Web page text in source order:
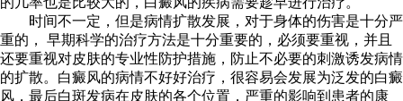
时间不一定，但是病情扩散发展，对于身体的伤害是十分严
重的， 早期科学的治疗方法是十分重要的，必须要重视，并且
还要重视对皮肤的专业性防护措施，防止不必要的刺激诱发病情
的扩散。白癜风的病情不好好治疗，很容易会发展为泛发的白癜
风，最后白斑发病在皮肤的各个位置，严重的影响到患者的康